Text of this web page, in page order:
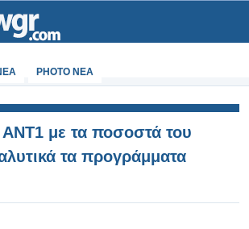
PHOTO NEA
ΑΝΤ1 με τα ποσοστά του
τα προγράμματα